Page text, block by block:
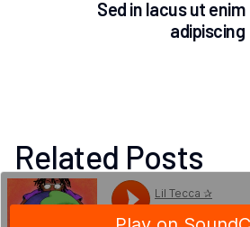
Sed in lacus ut enim
adipiscing
Related Posts